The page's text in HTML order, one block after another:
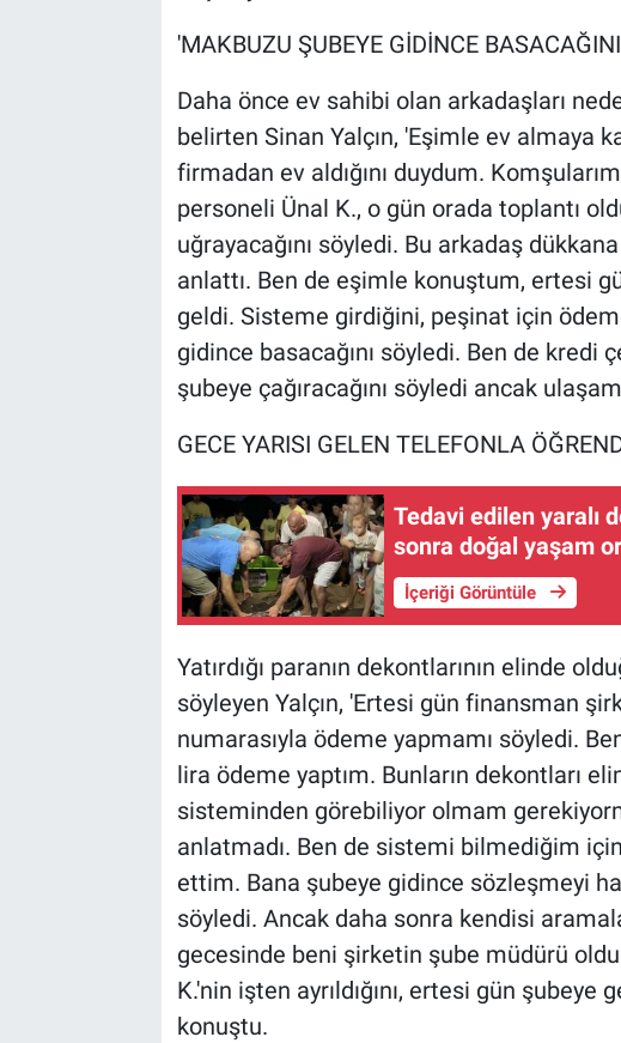
'MAKBUZU ŞUBEYE GİDİNCE
Daha önce ev sahibi olan arkadaşları
belirten Sinan Yalçın, 'Eşimle ev almaya
firmadan ev aldığını duydum.
personeli Ünal K., o gün orada toplantı
uğrayacağını söyledi. Bu arkadaş
anlattı. Ben de eşimle konuştum, ertesi
geldi. Sisteme girdiğini, peşinat için
gidince basacağını söyledi. Ben de kredi
şubeye çağıracağını söyledi ancak
GECE YARISI GELEN TELEFONLA
Tedavi edilen yaralı
sonra doğal yaşam
İçeriği Görüntüle
Yatırdığı paranın dekontlarının elinde
söyleyen Yalçın, 'Ertesi gün finansman
numarasıyla ödeme yapmamı söyledi.
lira ödeme yaptım. Bunların dekontları
sisteminden görebiliyor olmam
anlatmadı. Ben de sistemi bilmediğim
ettim. Bana şubeye gidince sözleşmeyi
söyledi. Ancak daha sonra kendisi
gecesinde beni şirketin şube müdürü
K.'nin işten ayrıldığını, ertesi gün
konuştu.